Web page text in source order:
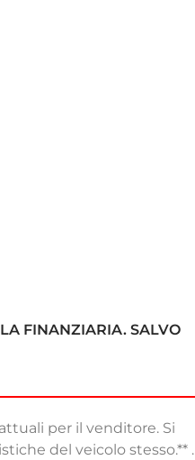
FINANZIARIA. SALVO
per il venditore. Si
del veicolo stesso.** .